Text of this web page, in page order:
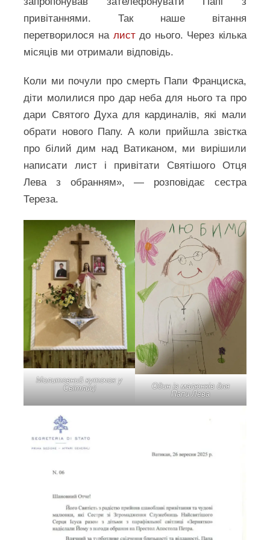
привітаннями. Так наше вітання
перетворилося на листдо нього. Через кілька
місяців ми отримали відповідь.
Коли ми почули про смерть Папи Франциска,
діти молилися про дар неба для нього та про
дари Святого Духа для кардиналів, які мали
обрати нового Папу. А коли прийшла звістка
про білий дим над Ватиканом, ми вирішили
написати лист і привітати Святішого Отця
Лева з обранням», — розповідає сестра
Тереза.
Молитовний куточок у
Світлиці
Один із малюнків для
Папи Лева